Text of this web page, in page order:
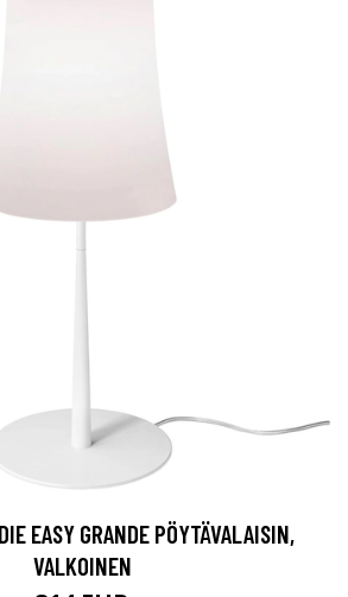
EASY GRANDE PÖYTÄVALAISIN,
VALKOINEN